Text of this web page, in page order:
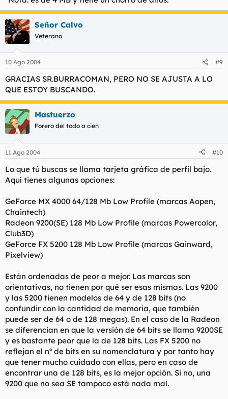
Señor Calvo
Veterano
10 Ago 2004 #9
GRACIAS SR.BURRACOMAN, PERO NO SE AJUSTA A LO
QUE ESTOY BUSCANDO.
Mastuerzo
Forero del todo a cien
11 Ago 2004 #10
Lo que tú buscas se llama tarjeta gráfica de perfil bajo.
Aquí tienes algunas opciones:
GeForce MX 4000 64/128 Mb Low Profile (marcas Aopen,
Chaintech)
Radeon 9200(SE) 128 Mb Low Profile (marcas Powercolor,
Club3D)
GeForce FX 5200 128 Mb Low Profile (marcas Gainward,
Pixelview)
Están ordenadas de peor a mejor. Las marcas son
orientativas, no tienen por qué ser esas mismas. Las 9200
y las 5200 tienen modelos de 64 y de 128 bits (no
confundir con la cantidad de memoria, que también
puede ser de 64 o de 128 megas). En el caso de la Radeon
se diferencian en que la versión de 64 bits se llama 9200SE
y es bastante peor que la de 128 bits. Las FX 5200 no
reflejan el nº de bits en su nomenclatura y por tanto hay
que tener mucho cuidado con ellas, pero en caso de
encontrar una de 128 bits, es la mejor opción. Si no, una
9200 que no sea SE tampoco está nada mal.